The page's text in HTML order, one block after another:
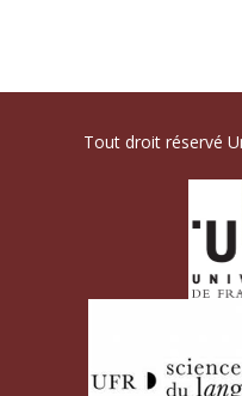
Tout droit réservé